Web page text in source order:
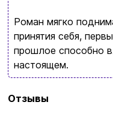
Роман мягко
принятия себя,
прошлое способно
настоящем.
Отзывы